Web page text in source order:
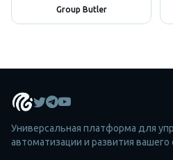
Group Butler
Универсальная платформа для
автоматизации и развития